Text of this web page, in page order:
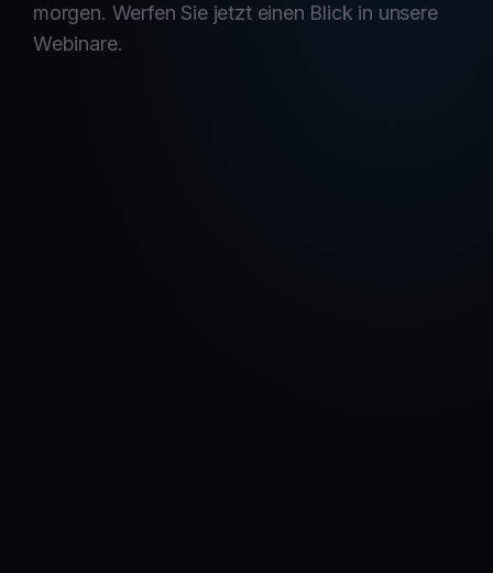
morgen. Werfen Sie jetzt einen Blick in unsere
Webinare.